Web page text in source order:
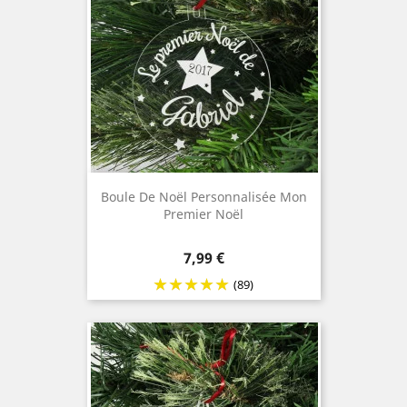
Boule De Noël Personnalisée Mon
Premier Noël
Prix
7,99 €
(89)